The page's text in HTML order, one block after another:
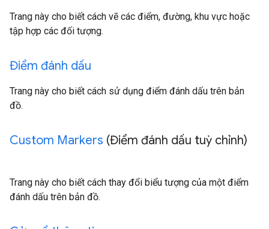
Trang này cho biết cách vẽ các điểm, đường, khu vực hoặc
tập hợp các đối tượng.
Điểm đánh dấu
Trang này cho biết cách sử dụng điểm đánh dấu trên bản
đồ.
Custom Markers (Điểm đánh dấu tuỳ chỉnh)
Trang này cho biết cách thay đổi biểu tượng của một điểm
đánh dấu trên bản đồ.